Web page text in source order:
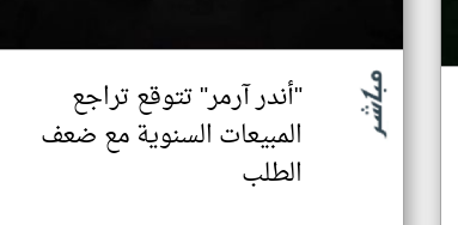
"أندر آرمر" تتوقع تراجع
المبيعات السنوية مع ضعف
الطلب